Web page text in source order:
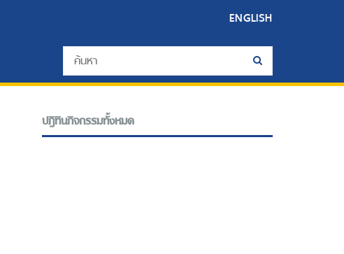
ENGLISH
ปฎิทินกิจกรรมทั้งหมด